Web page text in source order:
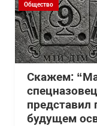
Общество
Скажем:
представил
будущем